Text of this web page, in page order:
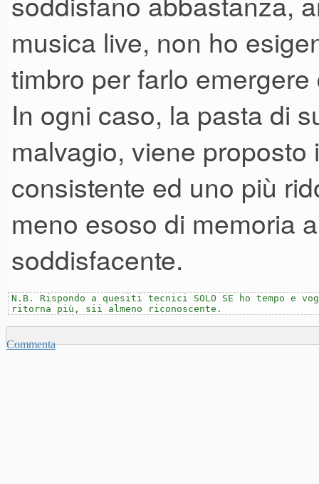
A questo punto se devo
meglio collegare un portatile
campioni o più...no?
musica live, non ho
timbro per farlo
In ogni caso, la pasta di
malvagio, viene
consistente ed uno più
meno esoso di memoria
soddisfacente.
N.B. Rispondo a quesiti tecnici SOLO SE ho tempo e
ritorna più, sii almeno riconoscente.
Commenta